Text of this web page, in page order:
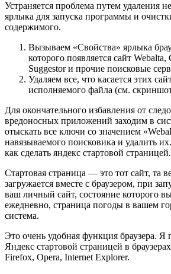
Устраняется проблема путем удаления
ярлыка для запуска программы и
содержимого.
Вызываем «Свойства» ярлыка
которого появляется сайт
Suggestor и прочие поисковые
Удаляем все, что касается этих
исполняемого файла (см.
Для окончательного избавления от
вредоносных приложений заходим в
отыскать все ключи со значением
навязываемого поисковика и удалить
как сделать яндекс стартовой страницей.
Стартовая страница — это тот сайт, та
загружается вместе с браузером, при
ваш личный сайт, состояние которого
ежедневно, страница погоды в вашем
система.
Это очень удобная функция браузера. Я
Яндекс стартовой страницей в
Firefox, Opera, Internet Explorer.